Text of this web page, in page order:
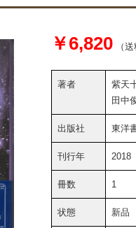
￥6,820 （
著者
紫天
田中
出版社 東洋
刊行年 2018
冊数 1
状態 新品